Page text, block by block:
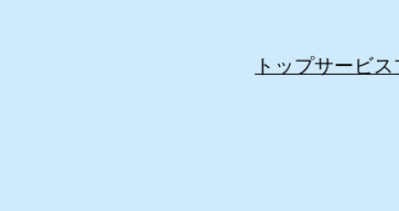
トップサービス